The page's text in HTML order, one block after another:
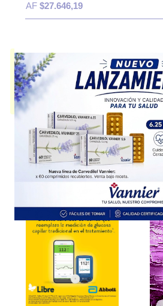
AF $27.646,19
URALOS MAX
Antiprostático
. Es producido porCasascoy
disponible.
Algunas presentaciones cuentan con
Explorar más
Otros productos con
Otros productos de
Casasco